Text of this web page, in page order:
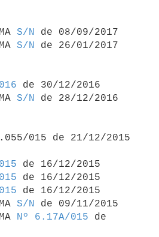
S/N
de 08/09/2017
S/N de 26/01/2017
de 30/12/2016
S/N de 28/12/2016
015 de 21/12/2015
de 16/12/2015
de 16/12/2015
de 16/12/2015
S/N
de 09/11/2015
Nº 6.17A/015 de